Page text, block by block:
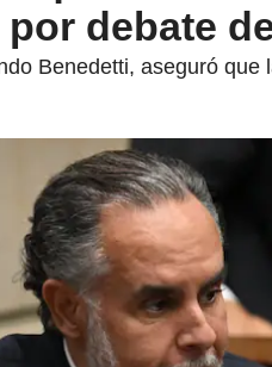
debate
Benedetti, aseguró